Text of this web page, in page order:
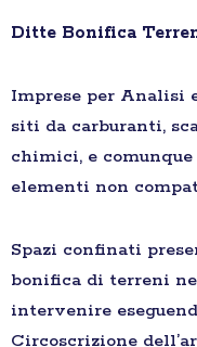
Ditte Bonifica
Imprese per Analisi
siti da carburanti,
chimici, e
elementi non
Spazi confinati
bonifica di terreni
intervenire
Circoscrizione